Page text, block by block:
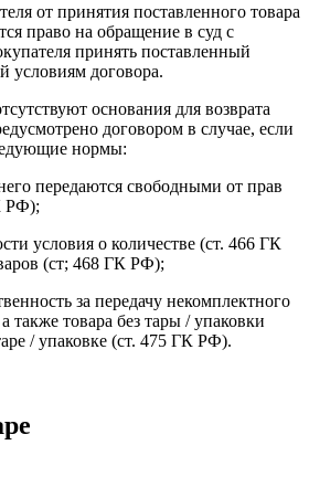
от принятия поставленного товара
право на обращение в суд с
принять поставленный
условиям договора.
основания для возврата
договором в случае, если
нормы:
передаются свободными от прав
РФ);
условия о количестве (ст. 466 ГК
(ст; 468 ГК РФ);
за передачу некомплектного
также товара без тары / упаковки
/ упаковке (ст. 475 ГК РФ).